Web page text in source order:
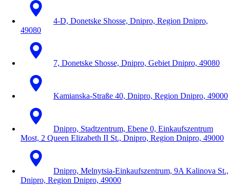
4-D, Donetske Shosse, Dnipro, Region Dnipro,
49080
7, Donetske Shosse, Dnipro, Gebiet Dnipro, 49080
Kamianska-Straße 40, Dnipro, Region Dnipro, 49000
Dnipro, Stadtzentrum, Ebene 0, Einkaufszentrum
Most, 2 Queen Elizabeth II St., Dnipro, Region Dnipro, 49000
Dnipro, Melnytsia-Einkaufszentrum, 9A Kalinova St.,
Dnipro, Region Dnipro, 49000